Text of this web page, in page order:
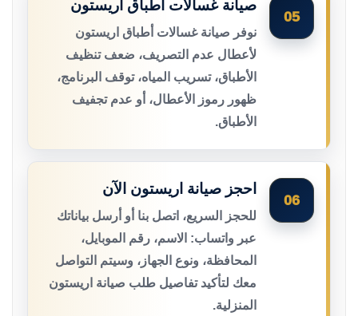
05
صيانة غسالات أطباق اريستون
نوفر صيانة غسالات أطباق اريستون
لأعطال عدم التصريف، ضعف تنظيف
الأطباق، تسريب المياه، توقف البرنامج،
ظهور رموز الأعطال، أو عدم تجفيف
الأطباق.
06
احجز صيانة اريستون الآن
للحجز السريع، اتصل بنا أو أرسل بياناتك
عبر واتساب: الاسم، رقم الموبايل،
المحافظة، ونوع الجهاز، وسيتم التواصل
معك لتأكيد تفاصيل طلب صيانة اريستون
المنزلية.